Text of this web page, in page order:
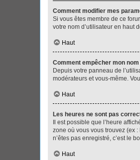
Comment modifier mes
Si vous êtes membre de ce
votre nom d’utilisateur en haut
Haut
Comment empêcher mon
Depuis votre panneau de
modérateurs et vous-même.
Haut
Les heures ne sont pas
Il est possible que l’heure
zone où vous vous trouvez (ex
n’êtes pas enregistré, c’est le
Haut